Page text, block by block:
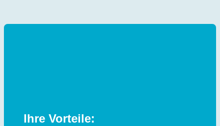
Ihre Vorteile: